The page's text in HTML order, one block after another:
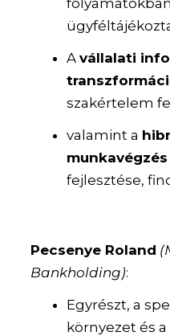
A vállalati
szakértelem
valamint a
munkavégzés
fejlesztése,
Pecsenye Roland
Bankholding):
Egyrészt, a
környezet és